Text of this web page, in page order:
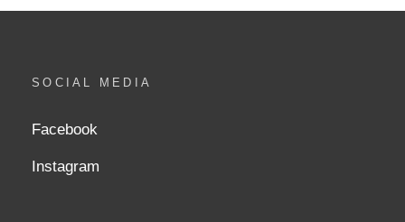
SOCIAL MEDIA
Facebook
Instagram